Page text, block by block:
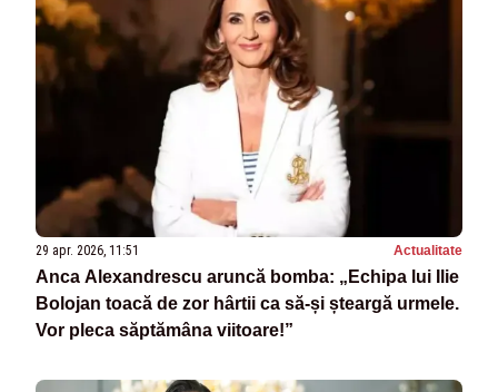
29 apr. 2026, 11:51 Actualitate
Anca Alexandrescu aruncă bomba: „Echipa lui Ilie
Bolojan toacă de zor hârtii ca să-și șteargă urmele.
Vor pleca săptămâna viitoare!”